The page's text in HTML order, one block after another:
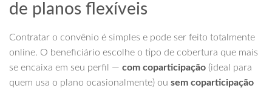
de planos flexíveis
Contratar o convênio é simples e pode ser feito totalmente
online. O beneficiário escolhe o tipo de cobertura que mais
se encaixa em seu perfil — com coparticipação (ideal para
quem usa o plano ocasionalmente) ou sem coparticipação